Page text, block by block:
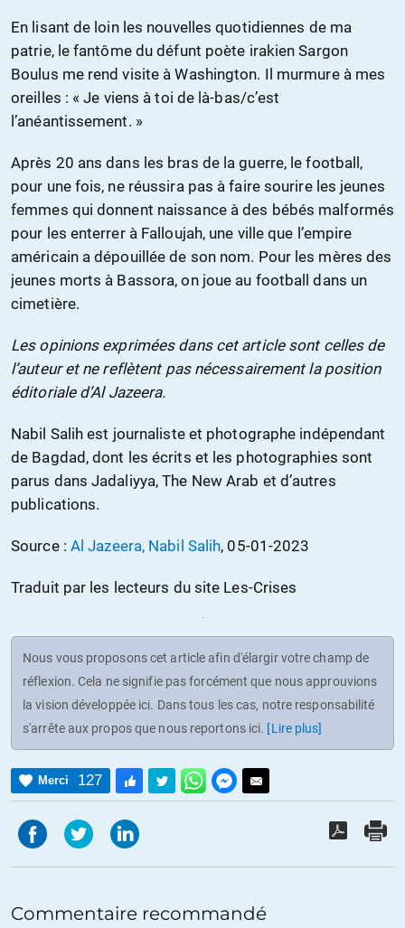
En lisant de loin les nouvelles quotidiennes de ma
patrie, le fantôme du défunt poète irakien Sargon
Boulus me rend visite à Washington. Il murmure à mes
oreilles : « Je viens à toi de là-bas/c’est
l’anéantissement. »
Après 20 ans dans les bras de la guerre, le football,
pour une fois, ne réussira pas à faire sourire les jeunes
femmes qui donnent naissance à des bébés malformés
pour les enterrer à Falloujah, une ville que l’empire
américain a dépouillée de son nom. Pour les mères des
jeunes morts à Bassora, on joue au football dans un
cimetière.
Les opinions exprimées dans cet article sont celles de
l’auteur et ne reflètent pas nécessairement la position
éditoriale d’Al Jazeera.
Nabil Salih est journaliste et photographe indépendant
de Bagdad, dont les écrits et les photographies sont
parus dans Jadaliyya, The New Arab et d’autres
publications.
Source : Al Jazeera, Nabil Salih, 05-01-2023
Traduit par les lecteurs du site Les-Crises
Nous vous proposons cet article afin d'élargir votre champ de
réflexion. Cela ne signifie pas forcément que nous approuvions
la vision développée ici. Dans tous les cas, notre responsabilité
s'arrête aux propos que nous reportons ici. [Lire plus]
Merci 127
Commentaire recommandé